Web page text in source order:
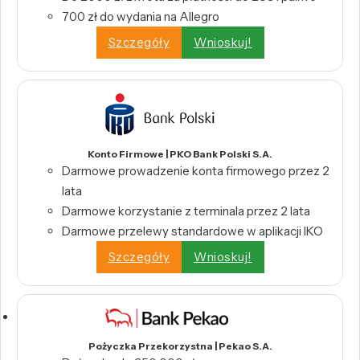
700 zł do wydania na Allegro
Szczegóły
Wnioskuj!
Konto Firmowe | PKO Bank Polski S.A.
Darmowe prowadzenie konta firmowego przez 2
lata
Darmowe korzystanie z terminala przez 2 lata
Darmowe przelewy standardowe w aplikacji IKO
Szczegóły
Wnioskuj!
Pożyczka Przekorzystna | Pekao S.A.